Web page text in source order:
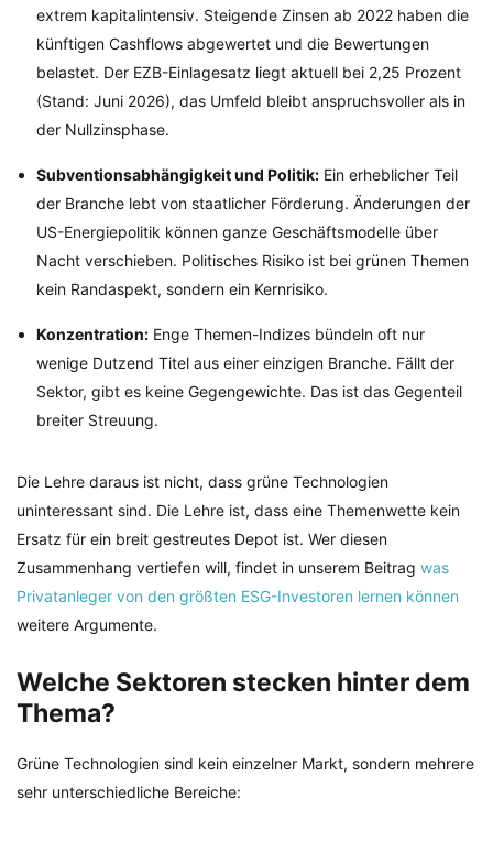
extrem kapitalintensiv. Steigende Zinsen ab 2022 haben die
künftigen Cashflows abgewertet und die Bewertungen
belastet. Der EZB-Einlagesatz liegt aktuell bei 2,25 Prozent
(Stand: Juni 2026), das Umfeld bleibt anspruchsvoller als in
der Nullzinsphase.
Subventionsabhängigkeit und Politik: Ein erheblicher Teil
der Branche lebt von staatlicher Förderung. Änderungen der
US-Energiepolitik können ganze Geschäftsmodelle über
Nacht verschieben. Politisches Risiko ist bei grünen Themen
kein Randaspekt, sondern ein Kernrisiko.
Konzentration: Enge Themen-Indizes bündeln oft nur
wenige Dutzend Titel aus einer einzigen Branche. Fällt der
Sektor, gibt es keine Gegengewichte. Das ist das Gegenteil
breiter Streuung.
Die Lehre daraus ist nicht, dass grüne Technologien
uninteressant sind. Die Lehre ist, dass eine Themenwette kein
Ersatz für ein breit gestreutes Depot ist. Wer diesen
Zusammenhang vertiefen will, findet in unserem Beitrag was
Privatanleger von den größten ESG-Investoren lernen können
weitere Argumente.
Welche Sektoren stecken hinter dem
Thema?
Grüne Technologien sind kein einzelner Markt, sondern mehrere
sehr unterschiedliche Bereiche: